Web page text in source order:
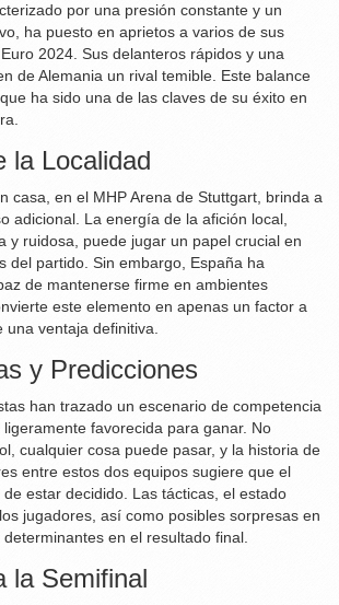
por una presión constante y un
ha puesto en aprietos a varios de sus
2024. Sus delanteros rápidos y una
de Alemania un rival temible. Este balance
ha sido una de las claves de su éxito en
la Localidad
casa, en el MHP Arena de Stuttgart, brinda a
adicional. La energía de la afición local,
y ruidosa, puede jugar un papel crucial en
del partido. Sin embargo, España ha
de mantenerse firme en ambientes
este elemento en apenas un factor a
ventaja definitiva.
y Predicciones
han trazado un escenario de competencia
favorecida para ganar. No
cualquier cosa puede pasar, y la historia de
entre estos dos equipos sugiere que el
estar decidido. Las tácticas, el estado
jugadores, así como posibles sorpresas en
en el resultado final.
la Semifinal